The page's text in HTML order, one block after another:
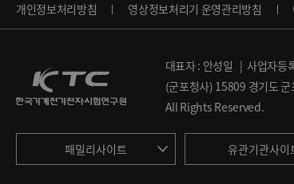
개인정보처리방침 영상정보처리기 운영관리방침
대표자 : 안성일 | 사업자등
(군포청사) 15809 경기도
All Rights Reserved.